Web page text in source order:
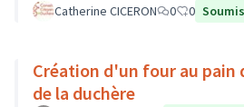
Catherine CICERON 0 0
Création d'un four au pain
de la duchère